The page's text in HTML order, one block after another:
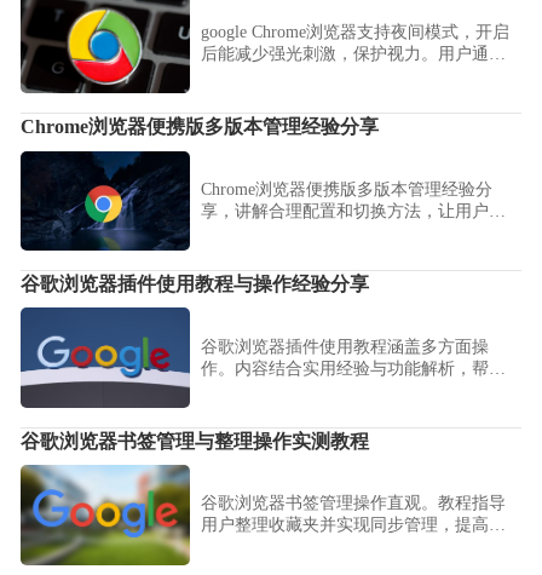
google Chrome浏览器支持夜间模式，开启
后能减少强光刺激，保护视力。用户通过
Chrome浏览器便携版多版本管理经验分享
Chrome浏览器便携版多版本管理经验分
享，讲解合理配置和切换方法，让用户安
谷歌浏览器插件使用教程与操作经验分享
谷歌浏览器插件使用教程涵盖多方面操
作。内容结合实用经验与功能解析，帮助
谷歌浏览器书签管理与整理操作实测教程
谷歌浏览器书签管理操作直观。教程指导
用户整理收藏夹并实现同步管理，提高跨